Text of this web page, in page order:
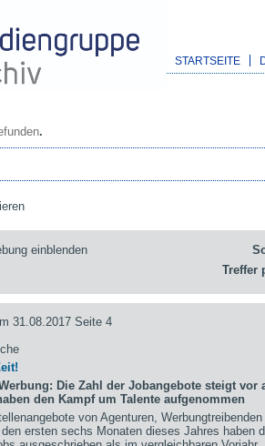
STARTSEITE
.
einblenden
Treffer
31.08.2017 Seite 4
Die Zahl der Jobangebote steigt
den Kampf um Talente aufgenommen
von Agenturen,
ersten sechs Monaten dieses Jahres haben